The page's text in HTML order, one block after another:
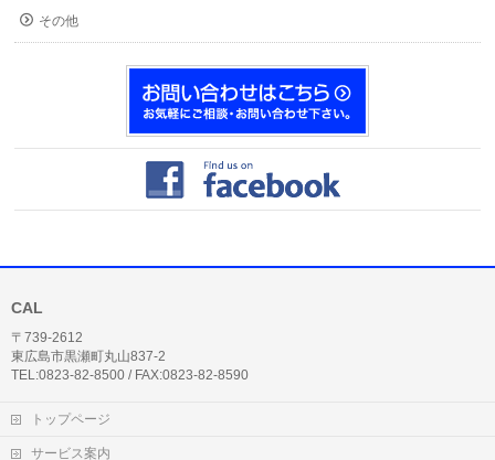
その他
CAL
〒739-2612
東広島市黒瀬町丸山837-2
TEL:0823-82-8500 / FAX:0823-82-8590
トップページ
サービス案内